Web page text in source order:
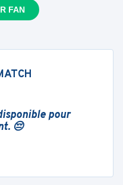
FAN
pour
😔